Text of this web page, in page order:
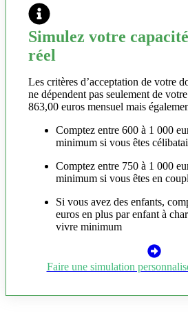
Simulez votre
réel
Les critères d’acceptation de votre
ne dépendent pas seulement de
863,00 euros mensuel mais
Comptez entre 600 à 1 000
minimum si vous êtes
Comptez entre 750 à 1 000
minimum si vous êtes en
Si vous avez des enfants,
euros en plus par enfant à
vivre minimum
Faire une simulation